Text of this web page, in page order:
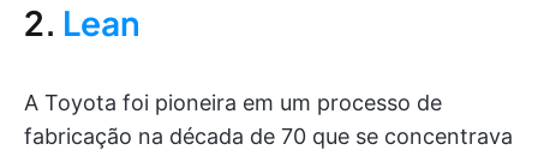
2. Lean
A Toyota foi pioneira em um processo de
fabricação na década de 70 que se concentrava